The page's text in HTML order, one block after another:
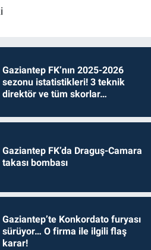
Gaziantep FK’nın 2025-2026
sezonu istatistikleri! 3 teknik
direktör ve tüm skorlar…
Gaziantep FK’da Draguş-Camara
takası bombası
Gaziantep’te Konkordato furyası
sürüyor… O firma ile ilgili flaş
karar!